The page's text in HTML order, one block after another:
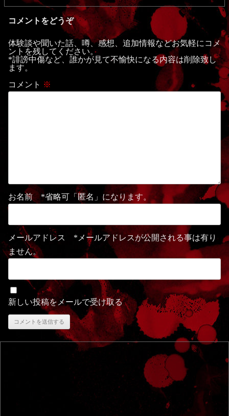
コメントをどうぞ
体験談や聞いた話、噂、感想、追加情報などお気軽にコメ
ントを残してください。
*誹謗中傷など、誰かが見て不愉快になる内容は削除致し
ます。
コメント ※
お名前 *省略可「匿名」になります。
メールアドレス *メールアドレスが公開される事は有り
ません。
新しい投稿をメールで受け取る